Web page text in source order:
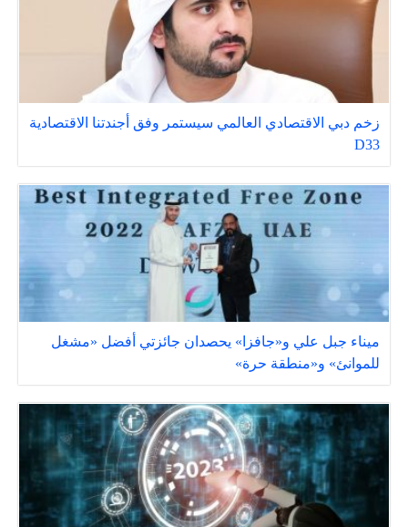
زخم دبي الاقتصادي العالمي سيستمر وفق أجندتنا الاقتصادية
D33
ميناء جبل علي و«جافزا» يحصدان جائزتي أفضل «مشغل
للموانئ» و«منطقة حرة»